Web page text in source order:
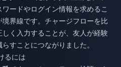
ードやログイン情報を求めるこ
界線です。チャージフローを比
く入力することが、友人が経験
すことにつながりました。
るには